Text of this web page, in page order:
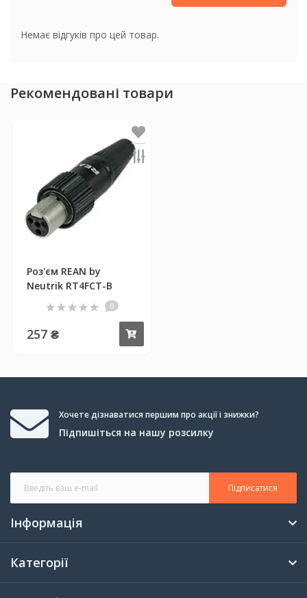
Немає відгуків про цей товар.
Рекомендовані товари
Роз'єм REAN by
Neutrik RT4FCT-B
0
257 ₴
Хочете дізнаватися першим про акції і знижки?
Підпишіться на нашу розсилку
Підписатися
Інформація
Категорії